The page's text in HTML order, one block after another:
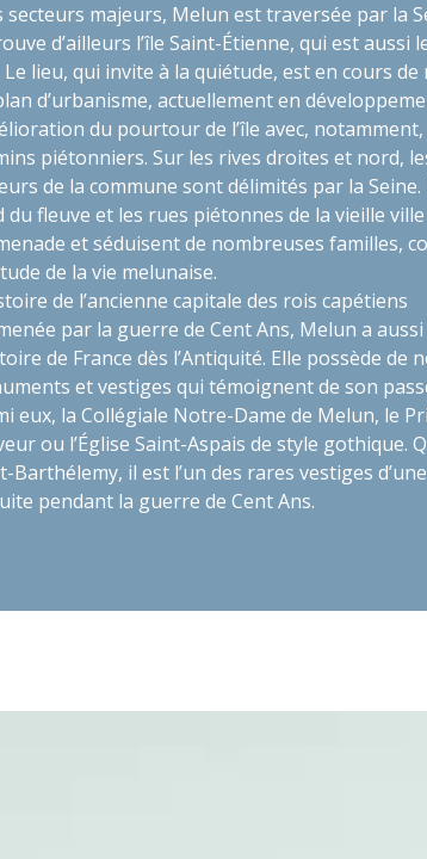
majeurs, Melun est traversée par la
d’ailleurs l’île Saint-Étienne, qui est aussi
Le lieu, qui invite à la quiétude, est en cours
d’urbanisme, actuellement en
du pourtour de l’île avec,
piétonniers. Sur les rives droites et nord,
de la commune sont délimités par la
du fleuve et les rues piétonnes de la vieille
et séduisent de nombreuses familles,
de la vie melunaise.
de l’ancienne capitale des rois capétiens
par la guerre de Cent Ans, Melun a
de France dès l’Antiquité. Elle possède de
et vestiges qui témoignent de son
eux, la Collégiale Notre-Dame de Melun, le
ou l’Église Saint-Aspais de style gothique.
Barthélemy, il est l’un des rares vestiges
pendant la guerre de Cent Ans.